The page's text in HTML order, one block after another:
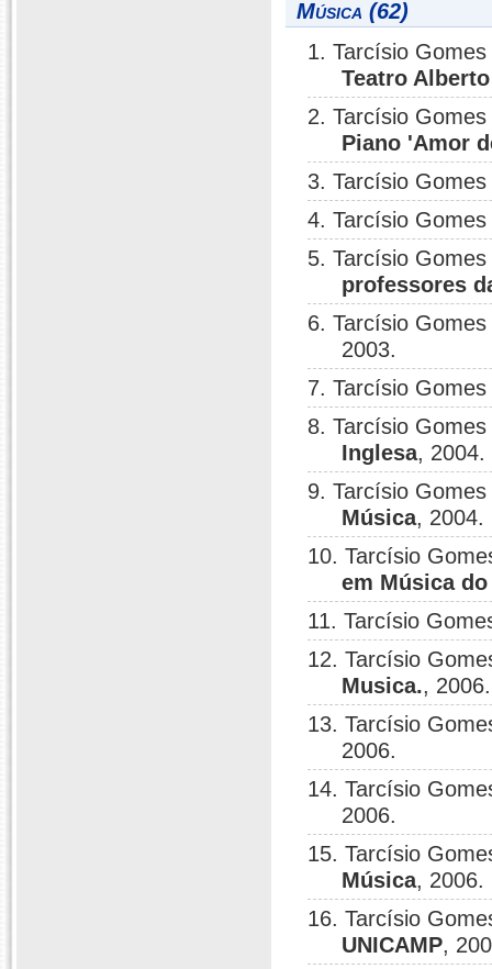
Música (62)
1. Tarcísio
Teatro
2. Tarcísio
Piano 'Amor
3. Tarcísio
4. Tarcísio
5. Tarcísio
professores
6. Tarcísio
2003.
7. Tarcísio
8. Tarcísio
Inglesa, 2004.
9. Tarcísio
Música, 2004.
10. Tarcísio
em Música
11. Tarcísio
12. Tarcísio
Musica., 2006.
13. Tarcísio
2006.
14. Tarcísio
2006.
15. Tarcísio
Música, 2006.
16. Tarcísio
UNICAMP,